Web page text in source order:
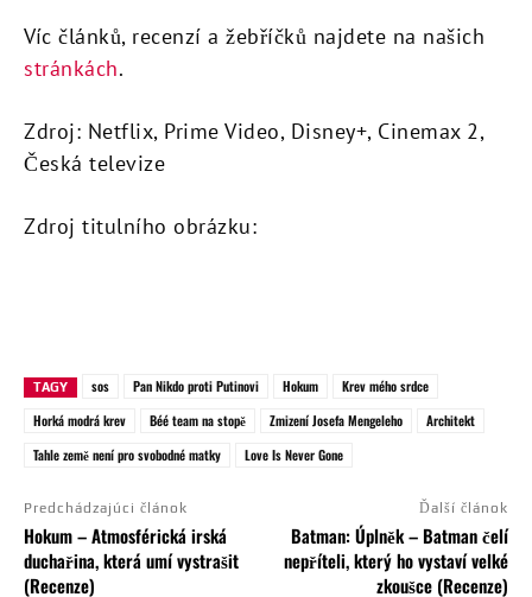
Víc článků, recenzí a žebříčků najdete na našich
stránkách.
Zdroj: Netflix, Prime Video, Disney+, Cinemax 2,
Česká televize
Zdroj titulního obrázku:
TAGY sos Pan Nikdo proti Putinovi Hokum
Krev mého srdce
Horká modrá krev
Béé team na stopě Zmizení Josefa Mengeleho
Architekt
Tahle země není pro svobodné matky
Love Is Never Gone
Predchádzajúci článok
Hokum – Atmosférická irská
duchařina, která umí vystrašit
(Recenze)
Ďalší článok
Batman: Úplněk – Batman čelí
nepříteli, který ho vystaví velké
zkoušce (Recenze)